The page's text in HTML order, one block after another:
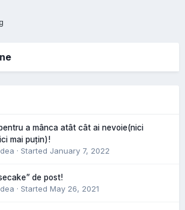
a mânca atât cât ai nevoie(nici
mai puțin)!
· Started January 7, 2022
de post!
· Started May 26, 2021